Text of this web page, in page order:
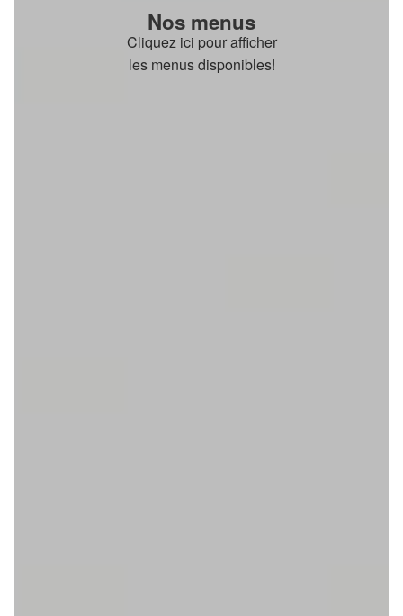
Nos menus
Cliquez ici pour afficher
les menus disponibles!